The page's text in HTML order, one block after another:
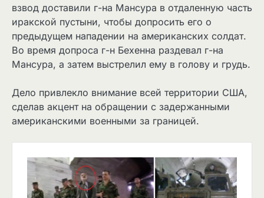
взвод доставили г-на Мансура в отдаленную часть
иракской пустыни, чтобы допросить его о
предыдущем нападении на американских солдат.
Во время допроса г-н Бехенна раздевал г-на
Мансура, а затем выстрелил ему в голову и грудь.
Дело привлекло внимание всей территории США,
сделав акцент на обращении с задержанными
американскими военными за границей.